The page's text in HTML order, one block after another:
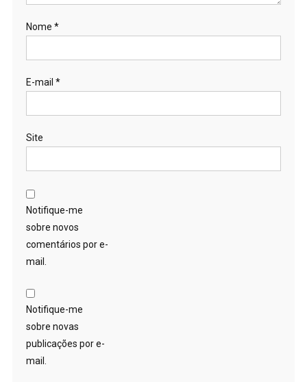
Nome *
E-mail *
Site
Notifique-me
sobre novos
comentários por e-
mail.
Notifique-me
sobre novas
publicações por e-
mail.